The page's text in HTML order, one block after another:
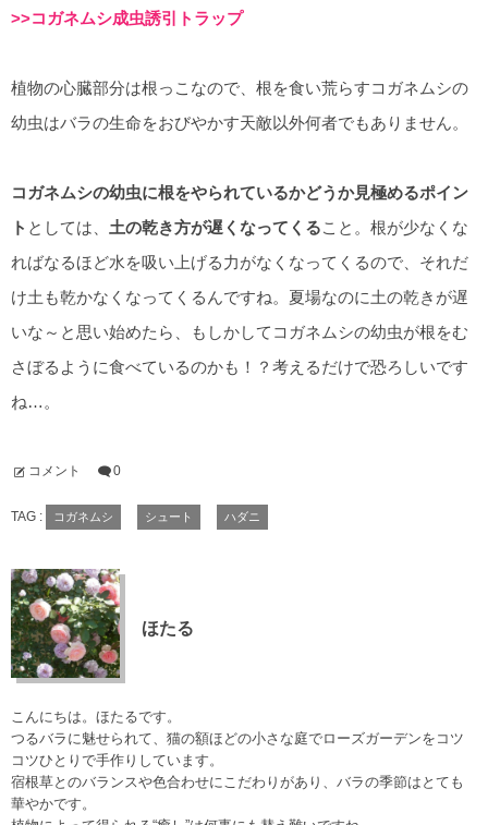
>>コガネムシ成虫誘引トラップ
植物の心臓部分は根っこなので、根を食い荒らすコガネムシの
幼虫はバラの生命をおびやかす天敵以外何者でもありません。
コガネムシの幼虫に根をやられているかどうか見極めるポイン
ト としては、 土の乾き方が遅くなってくること。根が少なくな
ればなるほど水を吸い上げる力がなくなってくるので、それだ
け土も乾かなくなってくるんですね。夏場なのに土の乾きが遅
いな～と思い始めたら、もしかしてコガネムシの幼虫が根をむ
さぼるように食べているのかも！？考えるだけで恐ろしいです
ね…。
コメント 0
TAG : コガネムシ シュート ハダニ
ほたる
こんにちは。ほたるです。
つるバラに魅せられて、猫の額ほどの小さな庭でローズガーデンをコツ
コツひとりで手作りしています。
宿根草とのバランスや色合わせにこだわりがあり、バラの季節はとても
華やかです。